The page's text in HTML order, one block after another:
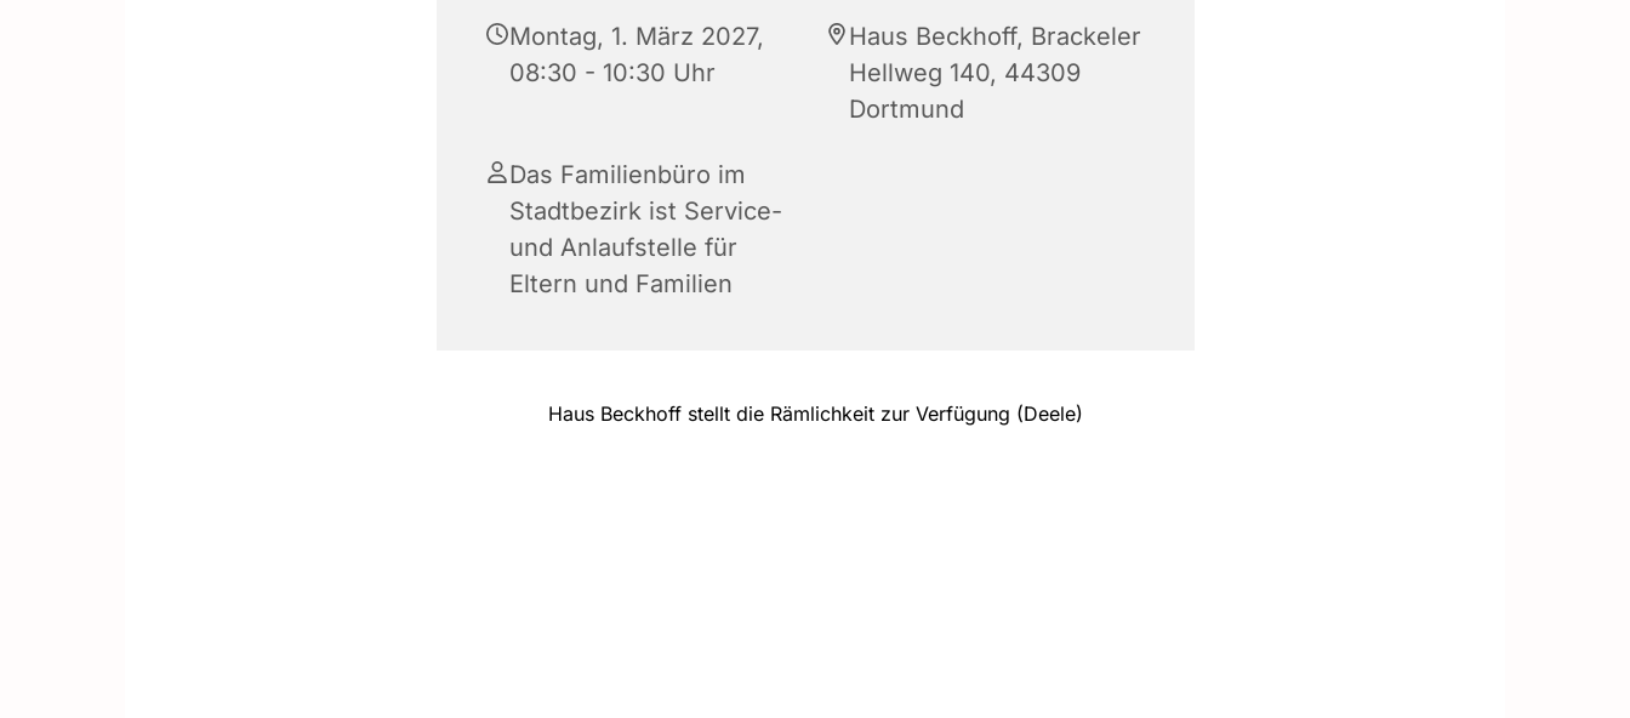
Montag, 1. März 2027,
08:30 - 10:30 Uhr
Haus Beckhoff, Brackeler
Hellweg 140, 44309
Dortmund
Das Familienbüro im
Stadtbezirk ist Service-
und Anlaufstelle für
Eltern und Familien
Haus Beckhoff stellt die Rämlichkeit zur Verfügung (Deele)